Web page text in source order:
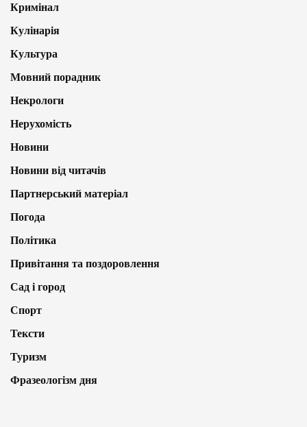
Кримінал
Кулінарія
Культура
Мовний порадник
Некрологи
Нерухомість
Новини
Новини від читачів
Партнерський матеріал
Погода
Політика
Привітання та поздоровлення
Сад і город
Спорт
Тексти
Туризм
Фразеологізм дня